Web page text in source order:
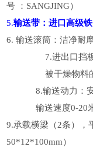
号 ：SANGJING）
5.输送带：进口
6.输送滚筒：洁净耐
7.进出口挡
被干燥物料
8.输送动力：
输送速度0-20
9.承载横梁（2条）
50*12*100mm）